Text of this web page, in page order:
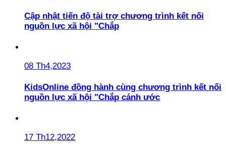
Cập nhật tiến độ tài trợ chương trình kết nối
nguồn lực xã hội "Chắp
08 Th4,2023
KidsOnline đồng hành cùng chương trình kết nối
nguồn lực xã hội "Chắp cánh ước
17 Th12,2022